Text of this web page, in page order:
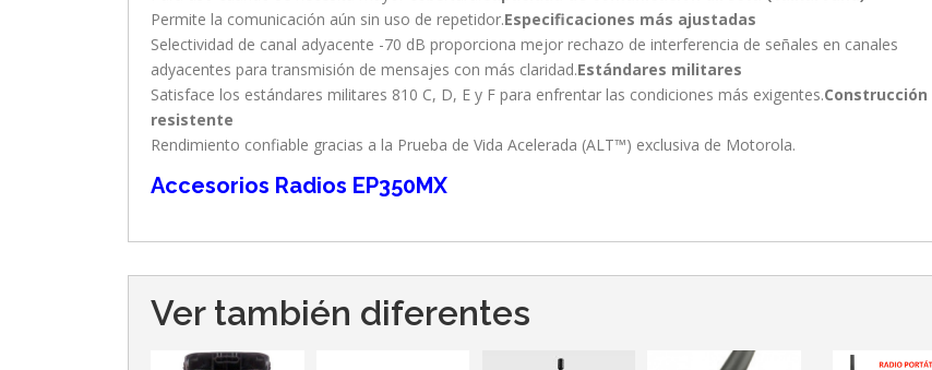
Permite la comunicación aún sin uso de repetidor.Especificaciones más ajustadas
Selectividad de canal adyacente -70 dB proporciona mejor rechazo de interferencia de señales en canales
adyacentes para transmisión de mensajes con más claridad.Estándares militares
Satisface los estándares militares 810 C, D, E y F para enfrentar las condiciones más exigentes.Construcción
resistente
Rendimiento confiable gracias a la Prueba de Vida Acelerada (ALT™) exclusiva de Motorola.
Accesorios Radios EP350MX
Ver también diferentes